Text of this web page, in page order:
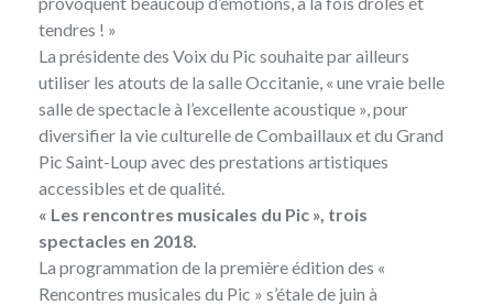
tendres ! »
La présidente des Voix du Pic souhaite par ailleurs
utiliser les atouts de la salle Occitanie, « une vraie belle
salle de spectacle à l’excellente acoustique », pour
diversifier la vie culturelle de Combaillaux et du Grand
Pic Saint-Loup avec des prestations artistiques
accessibles et de qualité.
« Les rencontres musicales du Pic », trois
spectacles en 2018.
La programmation de la première édition des «
Rencontres musicales du Pic » s’étale de juin à